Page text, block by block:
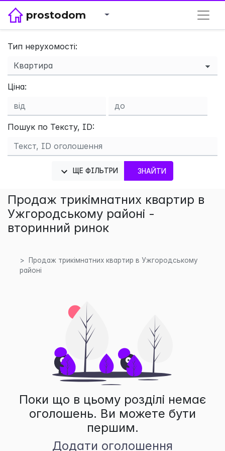
prostodom
Тип нерухомості:
Ціна:
Пошук по Тексту, ID:
ЩЕ ФІЛЬТРИ ЗНАЙТИ
Продаж трикімнатних квартир в
Ужгородському районі -
вторинний ринок
Продаж трикімнатних квартир в Ужгородському
районі
Поки що в цьому розділі немає
оголошень. Ви можете бути
першим.
Додати оголошення
×